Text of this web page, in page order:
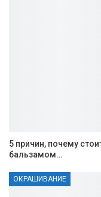
5 причин, почему
бальзамом…
ОКРАШИВАНИЕ